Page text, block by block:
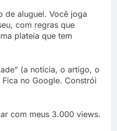
de aluguel. Você joga
com regras que
plateia que tem
(a notícia, o artigo, o
no Google. Constrói
com meus 3.000 views.